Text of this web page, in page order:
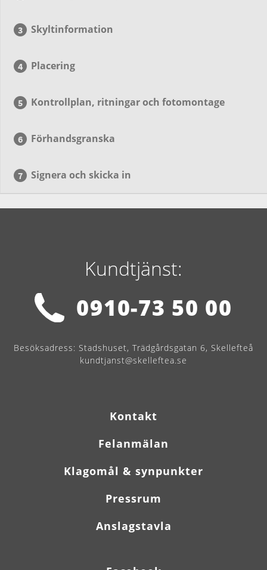
Skyltinformation
Placering
Kontrollplan, ritningar och fotomontage
Förhandsgranska
Signera och skicka in
Kundtjänst:
0910-73 50 00
Besöksadress: Stadshuset, Trädgårdsgatan 6, Skellefteå
kundtjanst@skelleftea.se
Kontakt
Felanmälan
Klagomål & synpunkter
Pressrum
Anslagstavla